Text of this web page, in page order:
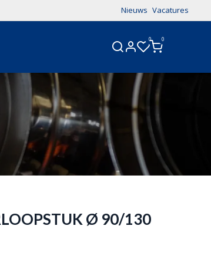
Nieuws Vacatures
0 0
Ø 90/130